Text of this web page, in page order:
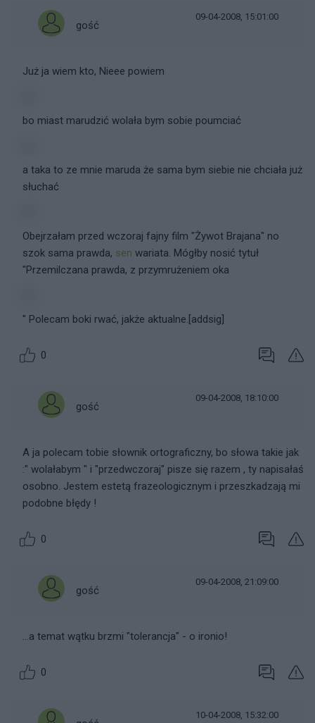
gość
09-04-2008, 15:01:00
Już ja wiem kto, Nieee powiem
bo miast marudzić wolała bym sobie poumciać
a taka to ze mnie maruda że sama bym siebie nie chciała już
słuchać
Obejrzałam przed wczoraj fajny film "Żywot Brajana" no
szok sama prawda, sen wariata. Mógłby nosić tytuł
"Przemilczana prawda, z przymrużeniem oka
" Polecam boki rwać, jakże aktualne.[addsig]
0
gość
09-04-2008, 18:10:00
A ja polecam tobie słownik ortograficzny, bo słowa takie jak
:" wolałabym " i "przedwczoraj" pisze się razem , ty napisałaś
osobno. Jestem estetą frazeologicznym i przeszkadzają mi
podobne błędy !
0
gość
09-04-2008, 21:09:00
...a temat wątku brzmi "tolerancja" - o ironio!
0
10-04-2008, 15:32:00